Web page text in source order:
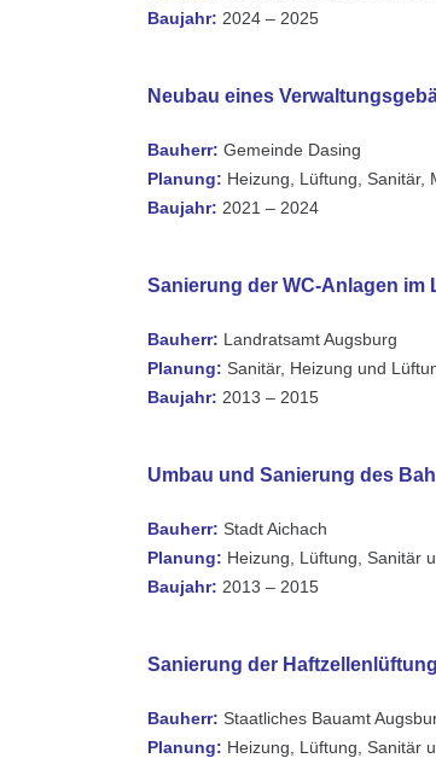
Baujahr: 2024 – 2025
Neubau eines
Bauherr: Gemeinde Dasing
Planung: Heizung, Lüftung, Sanitär,
Baujahr: 2021 – 2024
Sanierung der WC-Anlagen im
Bauherr: Landratsamt Augsburg
Planung: Sanitär, Heizung und
Baujahr: 2013 – 2015
Umbau und Sanierung des
Bauherr: Stadt Aichach
Planung: Heizung, Lüftung, Sanitär
Baujahr: 2013 – 2015
Sanierung der
Bauherr: Staatliches Bauamt
Planung: Heizung, Lüftung, Sanitär